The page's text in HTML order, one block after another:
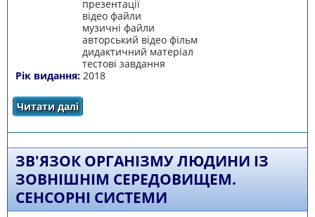
презентації
відео файли
музичні файли
авторський відео фільм
дидактичний матеріал
тестові завдання
Рік видання: 2018
Читати даліпро Організм людини як біологічна система
ЗВ'ЯЗОК ОРГАНІЗМУ ЛЮДИНИ ІЗ
ЗОВНІШНІМ СЕРЕДОВИЩЕМ.
СЕНСОРНІ СИСТЕМИ